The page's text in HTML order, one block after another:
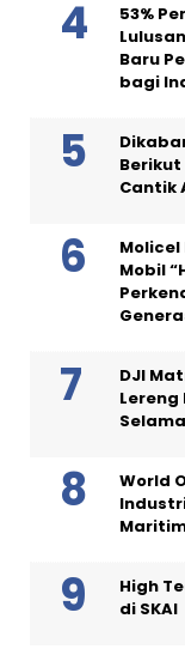
53%
Baru
bagi
Cantik
Mobil
DJI
Lereng
World
High
di SKAI